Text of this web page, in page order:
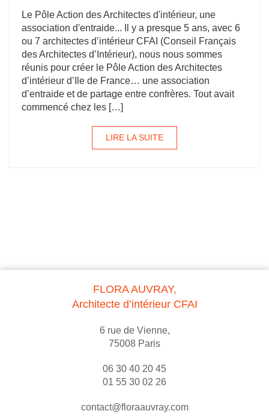
Le Pôle Action des Architectes d'intérieur, une
association d'entraide... Il y a presque 5 ans, avec 6
ou 7 architectes d’intérieur CFAI (Conseil Français
des Architectes d’Intérieur), nous nous sommes
réunis pour créer le Pôle Action des Architectes
d’intérieur d’Ile de France… une association
d’entraide et de partage entre confrères. Tout avait
commencé chez les […]
LIRE LA SUITE
FLORA AUVRAY,
Architecte d’intérieur CFAI
6 rue de Vienne,
75008 Paris
06 30 40 20 45
01 55 30 02 26
contact@floraauvray.com